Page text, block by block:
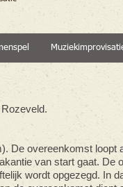
De overeenkomst
van start gaat.
wordt opgezegd. In